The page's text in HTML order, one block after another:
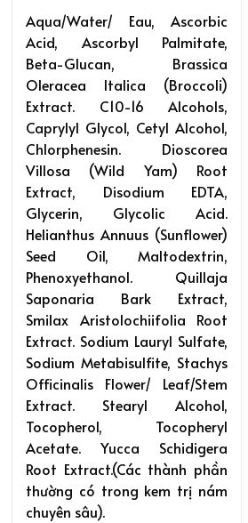
Aqua/Water/ Eau, Ascorbic
Acid, Ascorbyl Palmitate,
Beta-Glucan, Brassica
Oleracea Italica (Broccoli)
Extract. C10-16 Alcohols,
Caprylyl Glycol, Cetyl Alcohol,
Chlorphenesin. Dioscorea
Villosa (Wild Yam) Root
Extract, Disodium EDTA,
Glycerin, Glycolic Acid.
Helianthus Annuus (Sunflower)
Seed Oil, Maltodextrin,
Phenoxyethanol. Quillaja
Saponaria Bark Extract,
Smilax Aristolochiifolia Root
Extract. Sodium Lauryl Sulfate,
Sodium Metabisulfite, Stachys
Officinalis Flower/ Leaf/Stem
Extract. Stearyl Alcohol,
Tocopherol, Tocopheryl
Acetate. Yucca Schidigera
Root Extract.(Các thành phần
thường có trong kem trị nám
chuyên sâu).